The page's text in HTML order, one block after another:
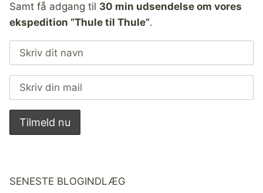
Samt få adgang til 30 min udsendelse om vores
ekspedition “Thule til Thule”.
SENESTE BLOGINDLÆG